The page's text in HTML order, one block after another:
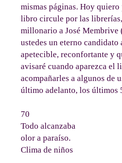
mismas páginas. Hoy
libro circule por las
millonario a José Membrive
ustedes un eterno
apetecible, reconfortante y
avisaré cuando aparezca el
acompañarles a algunos de
último adelanto, los últimos
70
Todo alcanzaba
olor a paraíso.
Clima de niños